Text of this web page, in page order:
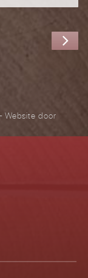
Website door